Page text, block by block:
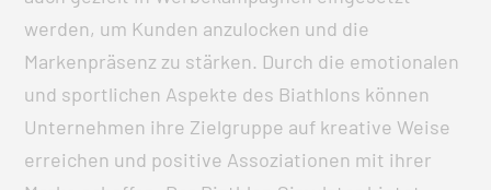
werden, um Kunden anzulocken und die
Markenpräsenz zu stärken. Durch die emotionalen
und sportlichen Aspekte des Biathlons können
Unternehmen ihre Zielgruppe auf kreative Weise
erreichen und positive Assoziationen mit ihrer